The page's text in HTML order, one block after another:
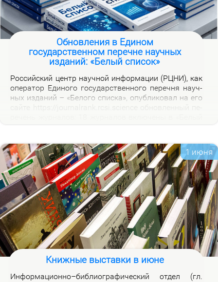
Обновления в Едином
государственном перечне научных
изданий: «Белый список»
Рос­сий­ский центр на­уч­ной ин­фор­ма­ции (РЦНИ), как
опе­ра­тор Еди­но­го го­судар­ствен­но­го пе­реч­ня на­уч­
ных из­да­ний – «Бе­ло­го спис­ка», опуб­ли­ко­вал на его
на­лов на вклад­ке «Уров­ни» раз­ме­ще­ны при­ме­ча­ния,
по­яс­ня­ю­щие при­чи­ны вклю­че­ния жур­на­лов и из­ме­
не­ния уров­ней.
1 июня
Книжные выставки в июне
Ин­фор­ма­ци­он­но–биб­лио­гра­фи­че­ский от­дел (гл.